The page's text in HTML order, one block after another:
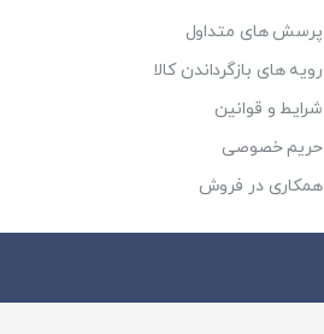
پرسش های متداول
رویه های بازگرداندن کالا
شرایط و قوانین
حریم خصوصی
همکاری در فروش